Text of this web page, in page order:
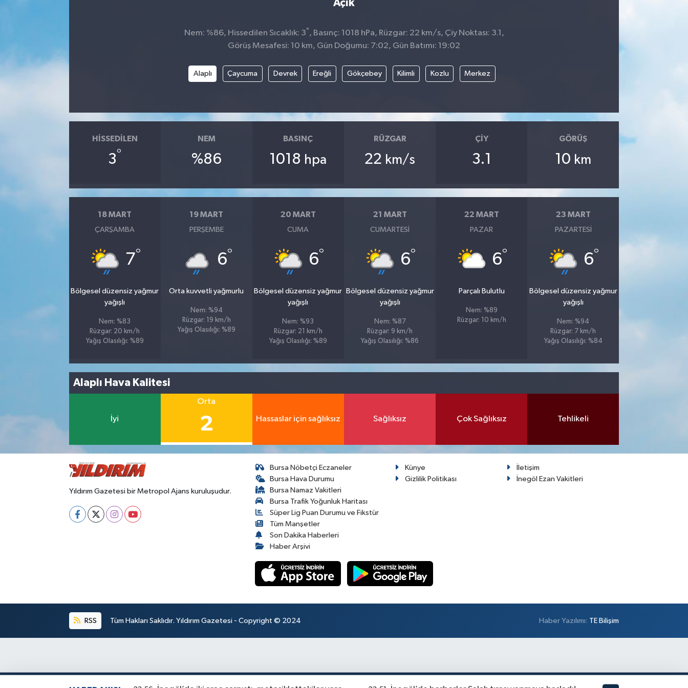
Açık
Nem: %86, Hissedilen Sıcaklık: 3° , Basınç: 1018 hPa, Rüzgar: 22 km/s, Çiy Noktası: 3.1,
Görüş Mesafesi: 10 km, Gün Doğumu: 7:02, Gün Batımı: 19:02
Alaplı Çaycuma Devrek Ereğli Gökçebey Kilimli Kozlu Merkez
HISSEDILEN
3°
NEM
%86
BASINÇ
1018 hpa
RÜZGAR
22 km/s
ÇIY
3.1
GÖRÜŞ
10 km
18 MART
ÇARŞAMBA
7°
Bölgesel düzensiz yağmur
yağışlı
Nem: %83
Rüzgar: 20 km/h
Yağış Olasılığı: %89
19 MART
PERŞEMBE
6°
Orta kuvvetli yağmurlu
Nem: %94
Rüzgar: 19 km/h
Yağış Olasılığı: %89
20 MART
CUMA
6°
Bölgesel düzensiz yağmur
yağışlı
Nem: %93
Rüzgar: 21 km/h
Yağış Olasılığı: %89
21 MART
CUMARTESI
6°
Bölgesel düzensiz yağmur
yağışlı
Nem: %87
Rüzgar: 9 km/h
Yağış Olasılığı: %86
22 MART
PAZAR
6°
Parçalı Bulutlu
Nem: %89
Rüzgar: 10 km/h
23 MART
PAZARTESI
6°
Bölgesel düzensiz yağmur
yağışlı
Nem: %94
Rüzgar: 7 km/h
Yağış Olasılığı: %84
Alaplı Hava Kalitesi
İyi
Orta
2 Hassaslar için sağlıksız Sağlıksız Çok Sağlıksız Tehlikeli
Yıldırım Gazetesi bir Metropol Ajans kuruluşudur.
Bursa Nöbetçi Eczaneler
Bursa Hava Durumu
Bursa Namaz Vakitleri
Bursa Trafik Yoğunluk Haritası
Süper Lig Puan Durumu ve Fikstür
Tüm Manşetler
Son Dakika Haberleri
Haber Arşivi
Künye
İletişim
Gizlilik Politikası
İnegöl Ezan Vakitleri
RSS Tüm Hakları Saklıdır. Yıldırım Gazetesi - Copyright © 2024 Haber Yazılımı: TE Bilişim